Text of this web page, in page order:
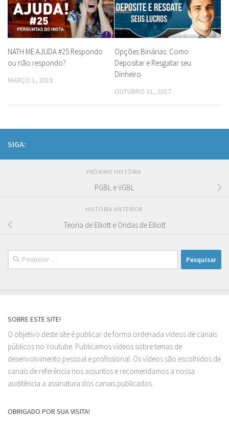
NATH ME AJUDA #25 Respondo
ou não respondo?
MARÇO 1, 2018
Opções Binárias: Como
Depositar e Resgatar seu
Dinheiro
OUTUBRO 31, 2017
SIGA:
PRÓXIMO HISTÓRIA
PGBL e VGBL
HISTÓRIA ANTERIOR
Teoria de Elliott e Ondas de Elliott
Pesquisar
por:
SOBRE ESTE SITE!
O objetivo deste site é publicar de forma ordenada vídeos de canais
públicos no Youtube. Publicamos vídeos sobre temas de
desenvolvimento pessoal e profissional. Os vídeos são escolhidos de
canais de referência nos assuntos e recomendamos a nossa
auditência a assinatura dos canais publicados.
OBRIGADO POR SUA VISITA!